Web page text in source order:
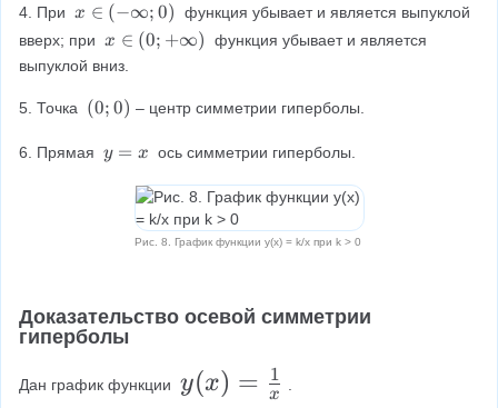
x
}
{
x
}
{
}
i
n
\
i
n
ft
p
(
;
4. При x
\
(
\
)
x ∈ (−∞; 0)
функция убывает и является выпуклой
вверх; при x
\
n
0
y
)
x ∈ (0; +∞)
функция убывает и является
выпуклой вниз.
5. Точка
(
;
(0; 0) – центр симметрии гиперболы.
6. Прямая y
y = x ось симметрии гиперболы.
Рис. 8. График функции y(x) = k/x при k > 0
Доказательство осевой симметрии
гиперболы
Дан график функции y
y(x) = x
1